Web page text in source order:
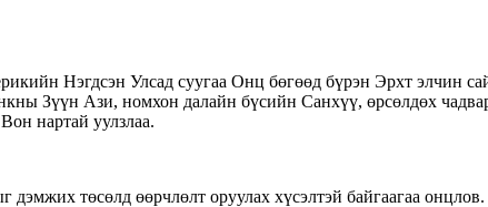
Нэгдсэн Улсад суугаа Онц бөгөөд бүрэн Эрхт элчин
Зүүн Ази, номхон далайн бүсийн Санхүү, өрсөлдөх
нартай уулзлаа.
төсөлд өөрчлөлт оруулах хүсэлтэй байгаагаа онцлов.